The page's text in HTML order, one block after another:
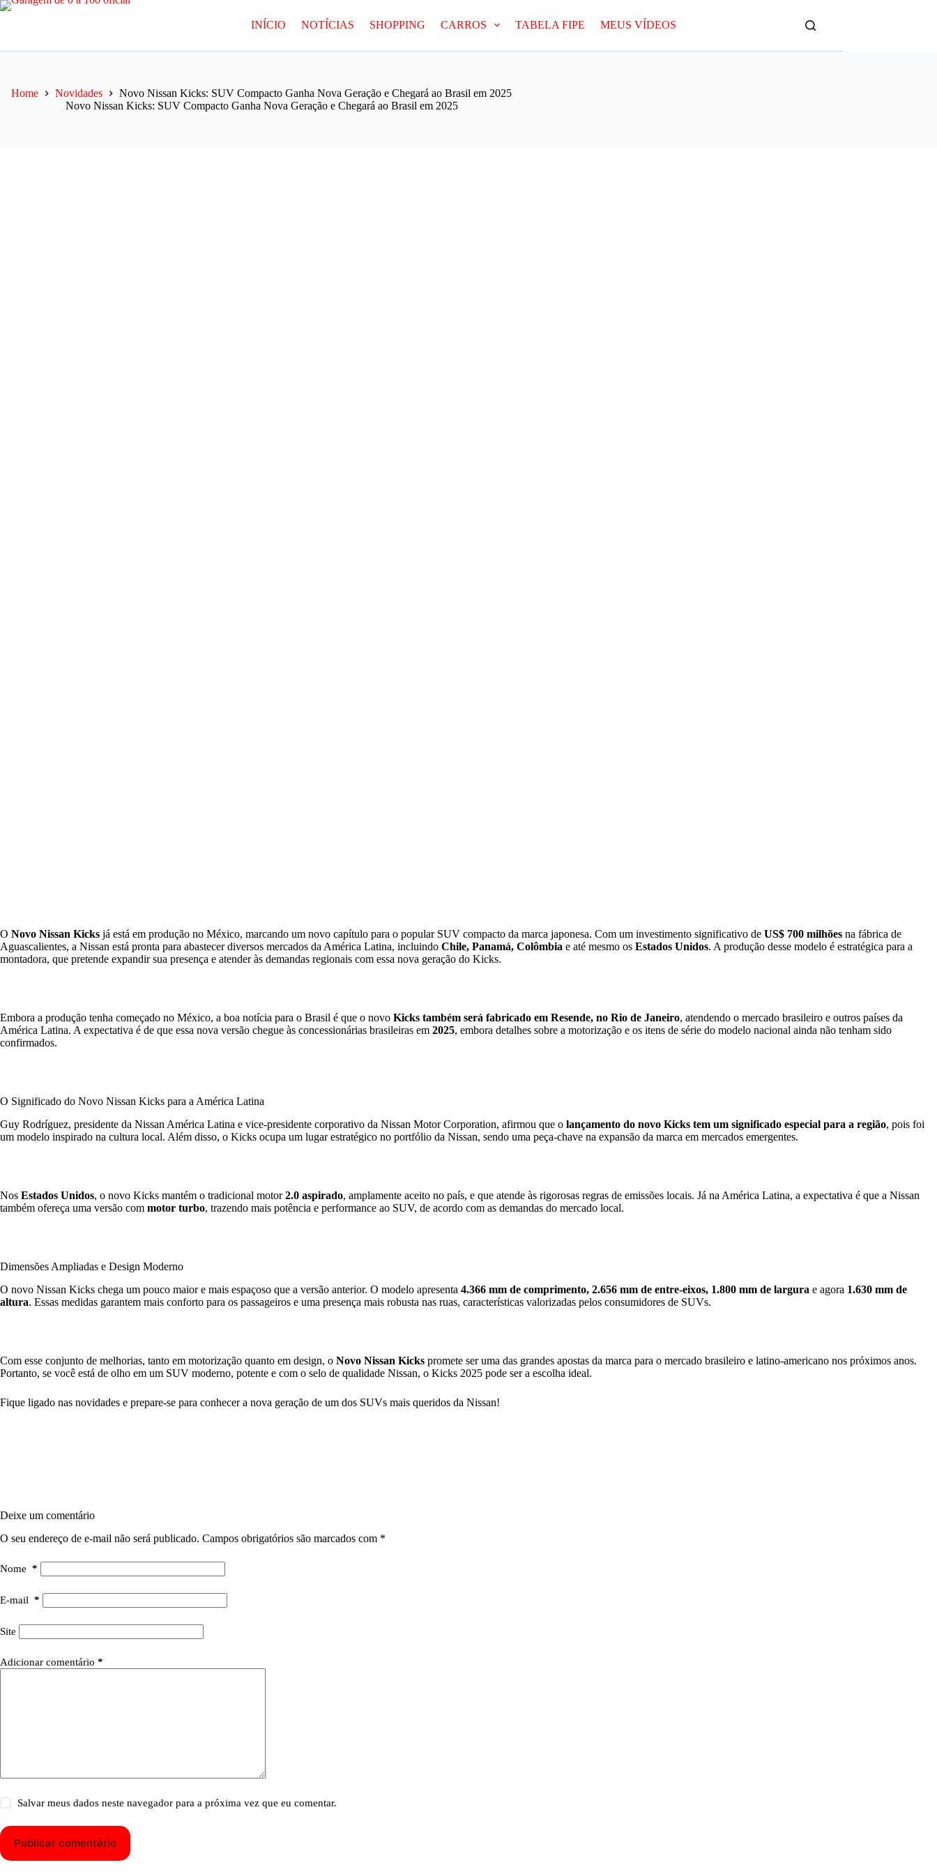
Pular
INÍCIO NOTÍCIAS SHOPPING CARROS TABELA FIPE MEUS VÍDEOS
Home Novidades
Novo Nissan Kicks: SUV Compacto Ganha Nova Geração e Chegará ao Brasil em 2025
Novo Nissan Kicks: SUV Compacto Ganha Nova Geração e Chegará ao Brasil em 2025
O Novo Nissan Kicks já está em produção no México, marcando um novo capítulo para o popular SUV compacto da marca japonesa. Com um investimento significativo de US$ 700 milhões na fábrica de
Aguascalientes, a Nissan está pronta para abastecer diversos mercados da América Latina, incluindo Chile, Panamá, Colômbia e até mesmo os Estados Unidos. A produção desse modelo é estratégica para a
montadora, que pretende expandir sua presença e atender às demandas regionais com essa nova geração do Kicks.
Embora a produção tenha começado no México, a boa notícia para o Brasil é que o novo Kicks também será fabricado em Resende, no Rio de Janeiro, atendendo o mercado brasileiro e outros países da
América Latina. A expectativa é de que essa nova versão chegue às concessionárias brasileiras em 2025, embora detalhes sobre a motorização e os itens de série do modelo nacional ainda não tenham sido
confirmados.
O Significado do Novo Nissan Kicks para a América Latina
Guy Rodríguez, presidente da Nissan América Latina e vice-presidente corporativo da Nissan Motor Corporation, afirmou que o lançamento do novo Kicks tem um significado especial para a região, pois foi
um modelo inspirado na cultura local. Além disso, o Kicks ocupa um lugar estratégico no portfólio da Nissan, sendo uma peça-chave na expansão da marca em mercados emergentes.
Nos Estados Unidos, o novo Kicks mantém o tradicional motor2.0 aspirado, amplamente aceito no país, e que atende às rigorosas regras de emissões locais. Já na América Latina, a expectativa é que a Nissan
também ofereça uma versão com motor turbo, trazendo mais potência e performance ao SUV, de acordo com as demandas do mercado local.
Dimensões Ampliadas e Design Moderno
O novo Nissan Kicks chega um pouco maior e mais espaçoso que a versão anterior. O modelo apresenta 4.366 mm de comprimento, 2.656 mm de entre-eixos, 1.800 mm de largura e agora 1.630 mm de
altura. Essas medidas garantem mais conforto para os passageiros e uma presença mais robusta nas ruas, características valorizadas pelos consumidores de SUVs.
Com esse conjunto de melhorias, tanto em motorização quanto em design, o Novo Nissan Kicks promete ser uma das grandes apostas da marca para o mercado brasileiro e latino-americano nos próximos anos.
Portanto, se você está de olho em um SUV moderno, potente e com o selo de qualidade Nissan, o Kicks 2025 pode ser a escolha ideal.
Fique ligado nas novidades e prepare-se para conhecer a nova geração de um dos SUVs mais queridos da Nissan!
Deixe um comentário
O seu endereço de e-mail não será publicado. Campos obrigatórios são marcados com *
Nome *
E-mail *
Site
Adicionar comentário *
Salvar meus dados neste navegador para a próxima vez que eu comentar.
Publicar comentário